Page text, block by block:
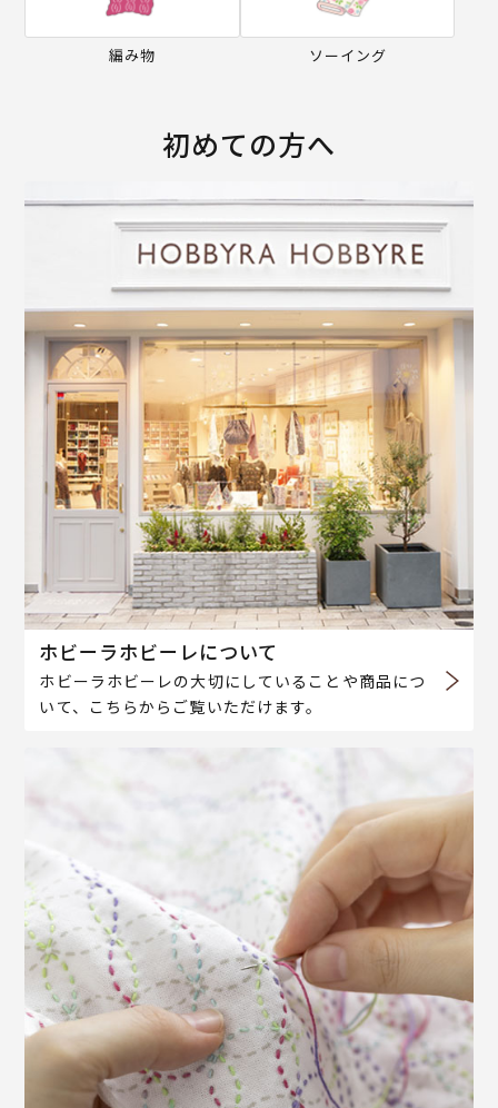
編み物 ソーイング
初めての方へ
ホビーラホビーレについて
ホビーラホビーレの大切にしていることや商品につ
いて、こちらからご覧いただけます。